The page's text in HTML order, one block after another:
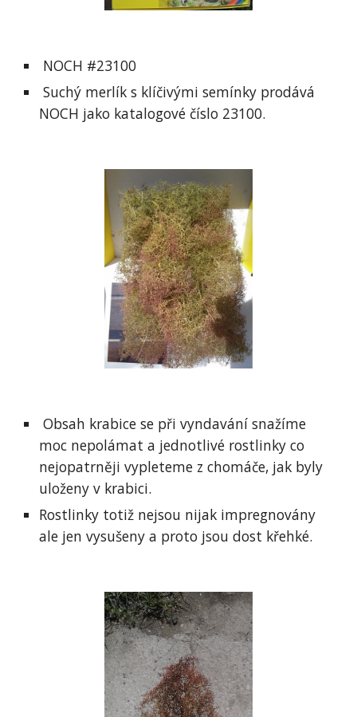
NOCH #23100
Suchý merlík s klíčivými semínky prodává
NOCH jako katalogové číslo 23100.
Obsah krabice se při vyndavání snažíme
moc nepolámat a jednotlivé rostlinky co
nejopatrněji vypleteme z chomáče, jak byly
uloženy v krabici.
Rostlinky totiž nejsou nijak impregnovány
ale jen vysušeny a proto jsou dost křehké.